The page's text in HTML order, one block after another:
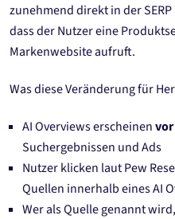
zunehmend direkt in der
dass der Nutzer eine
Markenwebsite aufruft.
Was diese Veränderung für
AI Overviews erscheinenvor
Suchergebnissen und Ads
Nutzer klicken laut Pew
Quellen innerhalb eines AI
Wer als Quelle genannt